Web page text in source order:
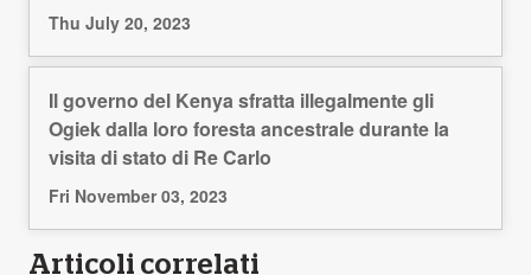
Thu July 20, 2023
Il governo del Kenya sfratta illegalmente gli
Ogiek dalla loro foresta ancestrale durante la
visita di stato di Re Carlo
Fri November 03, 2023
Articoli correlati